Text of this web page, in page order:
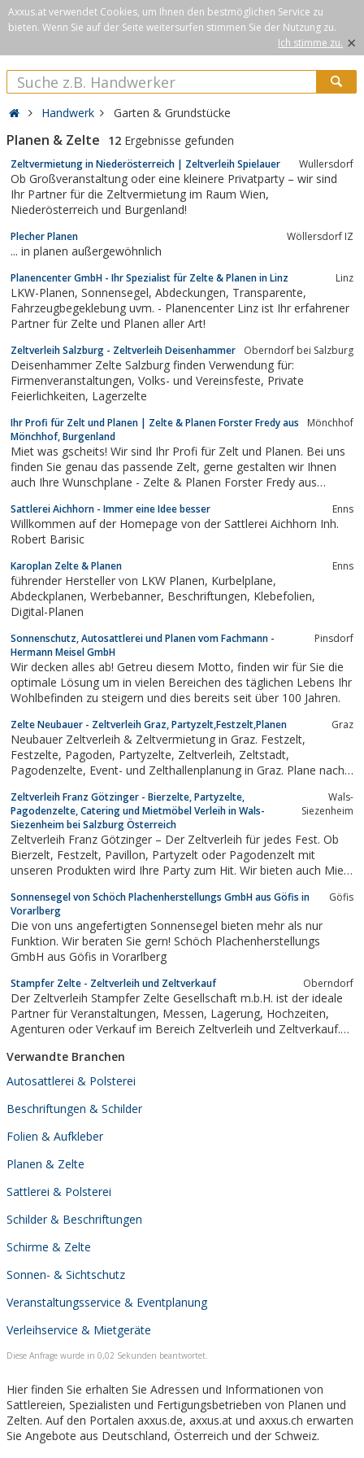
Axxus.at verwendet Cookies, um Ihnen den bestmöglichen Service zu
bieten. Wenn Sie auf der Seite weitersurfen stimmen Sie der Nutzung zu.
Ich stimme zu. ×
Handwerk Garten & Grundstücke
Planen & Zelte 12 Ergebnisse gefunden
Zeltvermietung in Niederösterreich | Zeltverleih Spielauer Wullersdorf
Ob Großveranstaltung oder eine kleinere Privatparty – wir sind
Ihr Partner für die Zeltvermietung im Raum Wien,
Niederösterreich und Burgenland!
Plecher Planen Wöllersdorf IZ
... in planen außergewöhnlich
Planencenter GmbH - Ihr Spezialist für Zelte & Planen in Linz Linz
LKW-Planen, Sonnensegel, Abdeckungen, Transparente,
Fahrzeugbegeklebung uvm. - Planencenter Linz ist Ihr erfahrener
Partner für Zelte und Planen aller Art!
Zeltverleih Salzburg - Zeltverleih Deisenhammer Oberndorf bei Salzburg
Deisenhammer Zelte Salzburg finden Verwendung für:
Firmenveranstaltungen, Volks- und Vereinsfeste, Private
Feierlichkeiten, Lagerzelte
Ihr Profi für Zelt und Planen | Zelte & Planen Forster Fredy aus
Mönchhof, Burgenland
Mönchhof
Miet was gscheits! Wir sind Ihr Profi für Zelt und Planen. Bei uns
finden Sie genau das passende Zelt, gerne gestalten wir Ihnen
auch Ihre Wunschplane - Zelte & Planen Forster Fredy aus
Sattlerei Aichhorn - Immer eine Idee besser Enns
Willkommen auf der Homepage von der Sattlerei Aichhorn Inh.
Robert Barisic
Karoplan Zelte & Planen Enns
führender Hersteller von LKW Planen, Kurbelplane,
Abdeckplanen, Werbebanner, Beschriftungen, Klebefolien,
Digital-Planen
Sonnenschutz, Autosattlerei und Planen vom Fachmann -
Hermann Meisel GmbH
Pinsdorf
Wir decken alles ab! Getreu diesem Motto, finden wir für Sie die
optimale Lösung um in vielen Bereichen des täglichen Lebens Ihr
Wohlbefinden zu steigern und dies bereits seit über 100 Jahren.
Zelte Neubauer - Zeltverleih Graz, Partyzelt,Festzelt,Planen Graz
Neubauer Zeltverleih & Zeltvermietung in Graz. Festzelt,
Festzelte, Pagoden, Partyzelte, Zeltverleih, Zeltstadt,
Pagodenzelte, Event- und Zelthallenplanung in Graz. Plane nach
Zeltverleih Franz Götzinger - Bierzelte, Partyzelte,
Pagodenzelte, Catering und Mietmöbel Verleih in Wals-
Siezenheim bei Salzburg Österreich
Wals-
Siezenheim
Zeltverleih Franz Götzinger – Der Zeltverleih für jedes Fest. Ob
Bierzelt, Festzelt, Pavillon, Partyzelt oder Pagodenzelt mit
unseren Produkten wird Ihre Party zum Hit. Wir bieten auch Miet
Sonnensegel von Schöch Plachenherstellungs GmbH aus Göfis in
Vorarlberg
Göfis
Die von uns angefertigten Sonnensegel bieten mehr als nur
Funktion. Wir beraten Sie gern! Schöch Plachenherstellungs
GmbH aus Göfis in Vorarlberg
Stampfer Zelte - Zeltverleih und Zeltverkauf Oberndorf
Der Zeltverleih Stampfer Zelte Gesellschaft m.b.H. ist der ideale
Partner für Veranstaltungen, Messen, Lagerung, Hochzeiten,
Agenturen oder Verkauf im Bereich Zeltverleih und Zeltverkauf.
WC-Anlagen und Toiletten.
Verwandte Branchen
Autosattlerei & Polsterei
Beschriftungen & Schilder
Folien & Aufkleber
Planen & Zelte
Sattlerei & Polsterei
Schilder & Beschriftungen
Schirme & Zelte
Sonnen- & Sichtschutz
Veranstaltungsservice & Eventplanung
Verleihservice & Mietgeräte
Diese Anfrage wurde in 0,02 Sekunden beantwortet.
Hier finden Sie erhalten Sie Adressen und Informationen von
Sattlereien, Spezialisten und Fertigungsbetrieben von Planen und
Zelten. Auf den Portalen axxus.de, axxus.at und axxus.ch erwarten
Sie Angebote aus Deutschland, Österreich und der Schweiz.